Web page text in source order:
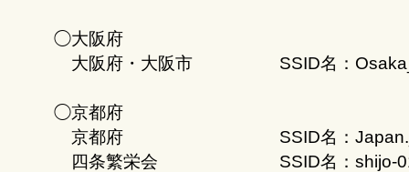
◯大阪府
大阪府・大阪市 SSID名：
◯京都府
京都府 SSID名：
四条繁栄会 SSID名：shijo-